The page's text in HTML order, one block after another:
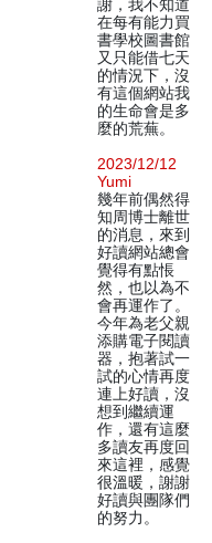
謝，我不知道
在每有能力買
書學校圖書館
又只能借七天
的情況下，沒
有這個網站我
的生命會是多
麼的荒蕪。
2023/12/12
Yumi
幾年前偶然得
知周博士離世
的消息，來到
好讀網站總會
覺得有點悵
然，也以為不
會再運作了。
今年為老父親
添購電子閱讀
器，抱著試一
試的心情再度
連上好讀，沒
想到繼續運
作，還有這麼
多讀友再度回
來這裡，感覺
很溫暖，謝謝
好讀與團隊們
的努力。